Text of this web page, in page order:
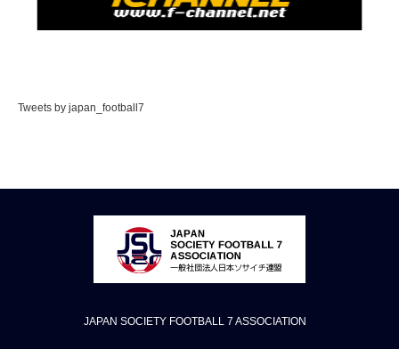
Tweets by japan_football7
JAPAN SOCIETY FOOTBALL 7 ASSOCIATION